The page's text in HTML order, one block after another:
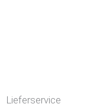
Lieferservice